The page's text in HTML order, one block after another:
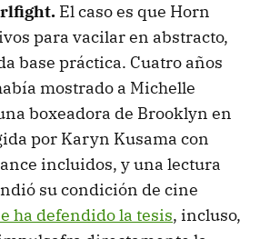
El caso es que Horn
para vacilar en abstracto,
base práctica. Cuatro años
mostrado a Michelle
boxeadora de Brooklyn en
por Karyn Kusama con
incluidos, y una lectura
su condición de cine
ha defendido la tesis, incluso,